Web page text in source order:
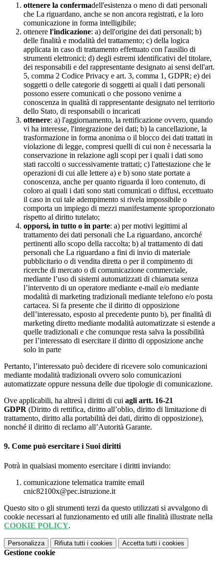
ottenere la confermadell'esistenza o meno di dati personali
che La riguardano, anche se non ancora registrati, e la loro
comunicazione in forma intelligibile;
ottenere l'indicazione: a) dell'origine dei dati personali; b)
delle finalità e modalità del trattamento; c) della logica
applicata in caso di trattamento effettuato con l'ausilio di
strumenti elettronici; d) degli estremi identificativi del titolare,
dei responsabili e del rappresentante designato ai sensi dell'art.
5, comma 2 Codice Privacy e art. 3, comma 1, GDPR; e) dei
soggetti o delle categorie di soggetti ai quali i dati personali
possono essere comunicati o che possono venirne a
conoscenza in qualità di rappresentante designato nel territorio
dello Stato, di responsabili o incaricati
ottenere: a) l'aggiornamento, la rettificazione ovvero, quando
vi ha interesse, l'integrazione dei dati; b) la cancellazione, la
trasformazione in forma anonima o il blocco dei dati trattati in
violazione di legge, compresi quelli di cui non è necessaria la
conservazione in relazione agli scopi per i quali i dati sono
stati raccolti o successivamente trattati; c) l'attestazione che le
operazioni di cui alle lettere a) e b) sono state portate a
conoscenza, anche per quanto riguarda il loro contenuto, di
coloro ai quali i dati sono stati comunicati o diffusi, eccettuato
il caso in cui tale adempimento si rivela impossibile o
comporta un impiego di mezzi manifestamente sproporzionato
rispetto al diritto tutelato;
opporsi, in tutto o in parte: a) per motivi legittimi al
trattamento dei dati personali che La riguardano, ancorché
pertinenti allo scopo della raccolta; b) al trattamento di dati
personali che La riguardano a fini di invio di materiale
pubblicitario o di vendita diretta o per il compimento di
ricerche di mercato o di comunicazione commerciale,
mediante l’uso di sistemi automatizzati di chiamata senza
l’intervento di un operatore mediante e-mail e/o mediante
modalità di marketing tradizionali mediante telefono e/o posta
cartacea. Si fa presente che il diritto di opposizione
dell’interessato, esposto al precedente punto b), per finalità di
marketing diretto mediante modalità automatizzate si estende a
quelle tradizionali e che comunque resta salva la possibilità
per l’interessato di esercitare il diritto di opposizione anche
solo in parte
Pertanto, l’interessato può decidere di ricevere solo comunicazioni
mediante modalità tradizionali ovvero solo comunicazioni
automatizzate oppure nessuna delle due tipologie di comunicazione.
Ove applicabili, ha altresì i diritti di cui agli artt. 16-21
GDPR (Diritto di rettifica, diritto all’oblio, diritto di limitazione di
trattamento, diritto alla portabilità dei dati, diritto di opposizione),
nonché il diritto di reclamo all’Autorità Garante.
9. Come può esercitare i Suoi diritti
Potrà in qualsiasi momento esercitare i diritti inviando:
comunicazione telematica tramite email
cnic82100x@pec.istruzione.it
Questo sito o gli strumenti terzi da questo utilizzati si avvalgono di
cookie necessari al funzionamento ed utili alle finalità illustrate nella
COOKIE POLICY.
Personalizza Rifiuta tutti i cookies Accetta tutti i cookies
Gestione cookie